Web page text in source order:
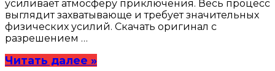
усиливает атмосферу приключения. Весь процесс
выглядит захватывающе и требует значительных
физических усилий. Скачать оригинал с
разрешением …
Читать далее »